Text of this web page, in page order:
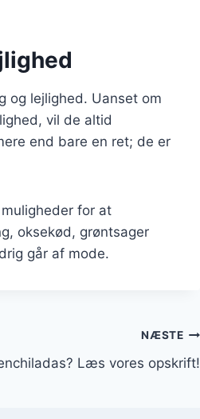
og lejlighed. Uanset om
vil de altid
end bare en ret; de er
for at
oksekød, grøntsager
går af mode.
NÆSTE
Læs vores opskrift!